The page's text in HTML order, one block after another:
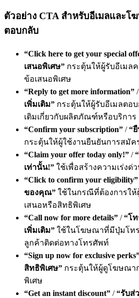
ตัวอย่าง CTA สำหรับอีเมลและโ
ตอบกลับ
“Click here to get your special
เสนอพิเศษ” กระตุ้นให้ผู้รับอีเมล
ข้อเสนอพิเศษ
“Reply to get more information” /
เพิ่มเติม” กระตุ้นให้ผู้รับอีเมลตอ
เติมเกี่ยวกับผลิตภัณฑ์หรือบริการ
“Confirm your subscription” /“ยื
กระตุ้นให้ผู้ใช้งานยืนยันการสมัค
“Claim your offer today only!” /
เท่านั้น!” ใช้เพื่อสร้างความเร่ง
“Click to confirm your eligibility”
ของคุณ” ใช้ในกรณีที่ต้องการให้
เสนอหรือสิทธิพิเศษ
“Call now for more details” /“โท
เพิ่มเติม” ใช้ในโฆษณาที่มีปุ่มโท
ลูกค้าติดต่อทางโทรศัพท์
“Sign up now for exclusive
สิทธิพิเศษ” กระตุ้นให้ผู้ดูโฆษณา
พิเศษ
“Get an instant discount” /“รับส่